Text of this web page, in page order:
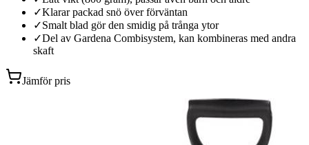
✓Klarar packad snö över förväntan
✓Smalt blad gör den smidig på trånga ytor
✓Del av Gardena Combisystem, kan kombineras med andra
skaft
Jämför pris